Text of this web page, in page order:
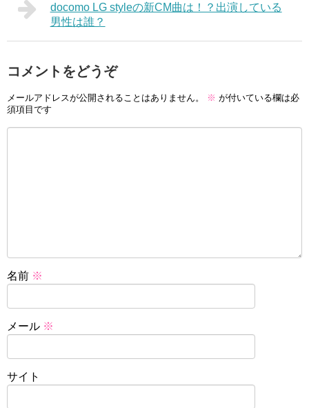
docomo LG styleの新CM曲は！？出演している
男性は誰？
コメントをどうぞ
メールアドレスが公開されることはありません。 ※ が付いている欄は必
須項目です
名前 ※
メール ※
サイト